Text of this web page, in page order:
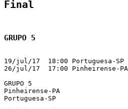
Final
GRUPO 5
19/jul/17  18:00 Portuguesa-
26/jul/17  17:00 Pinheirense-
GRUPO 5                           	PTS	J	V	E	D	GP	GC	SG	CA
Pinheirense-PA                    	3	1	1	0	0	2	1	1	1	0
Portuguesa-SP                     	0	1	0	0	1	1	2	-1	1